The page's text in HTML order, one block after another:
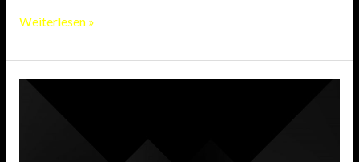
Die
App
ist
Weiterlesen »